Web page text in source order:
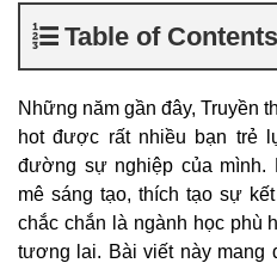
Table of Contents
Những năm gần đây, Truyền
hot được rất nhiều bạn trẻ
đường sự nghiệp của mình.
mê sáng tạo, thích tạo sự
chắc chắn là ngành học phù
tương lai. Bài viết này mang